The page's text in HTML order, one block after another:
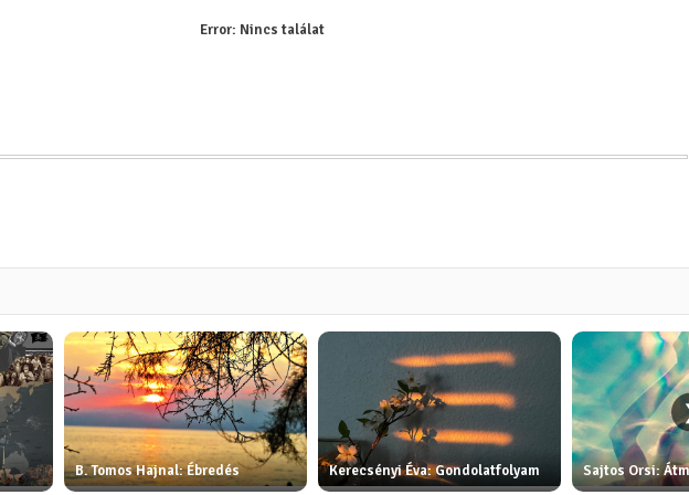
Error: Nincs találat
B. Tomos Hajnal: Ébredés Kerecsényi Éva: Gondolatfolyam Sajtos Orsi: